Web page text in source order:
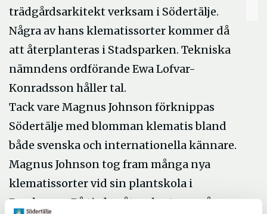
trädgårdsarkitekt verksam i Södertälje.
Några av hans klematissorter kommer då
att återplanteras i Stadsparken. Tekniska
nämndens ordförande Ewa Lofvar-
Konradsson håller tal.
Tack vare Magnus Johnson förknippas
Södertälje med blomman klematis bland
både svenska och internationella kännare.
Magnus Johnson tog fram många nya
klematissorter vid sin plantskola i
Pershagen. På tisdag återplanteras några av